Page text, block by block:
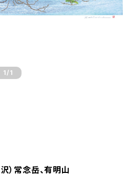
1 /1
）常念岳、有明山